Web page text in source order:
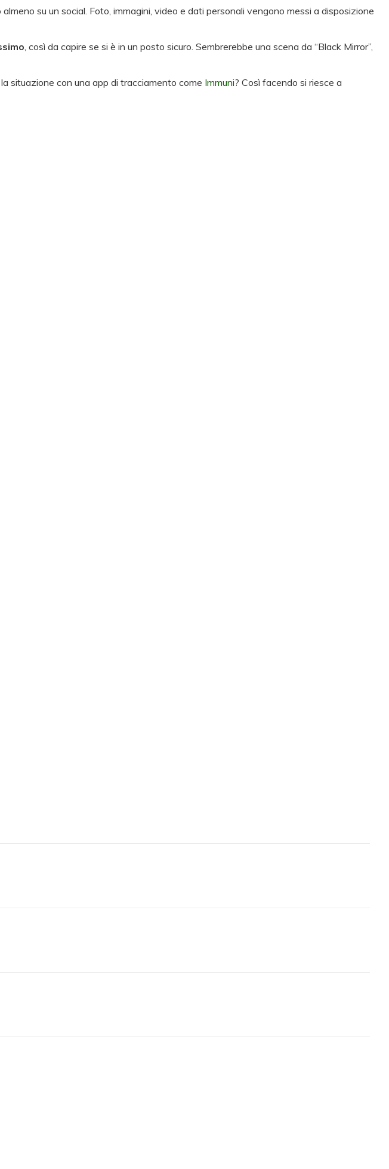
su un social. Foto, immagini, video e dati personali vengono messi a disposizione
, così da capire se si è in un posto sicuro. Sembrerebbe una scena da “Black Mirror”,
situazione con una app di tracciamento come Immuni? Così facendo si riesce a